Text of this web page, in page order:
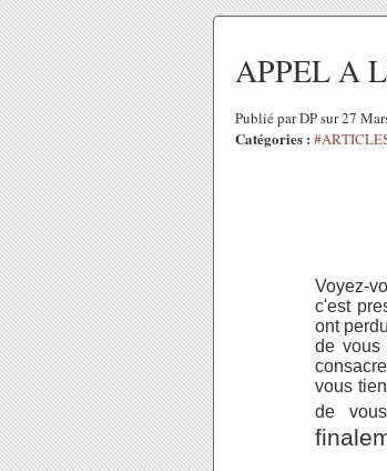
APPEL A
Publié par DP sur 27
Catégories :
Voyez-
c'est
ont
de vous
vous
de